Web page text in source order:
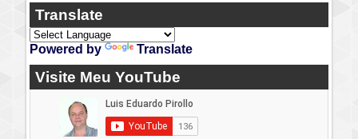
Translate
Powered by Translate
Visite Meu YouTube